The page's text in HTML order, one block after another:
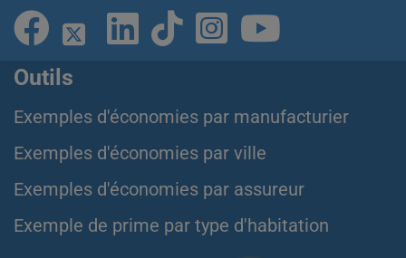
Outils
Exemples d'économies par manufacturier
Exemples d'économies par ville
Exemples d'économies par assureur
Exemple de prime par type d'habitation